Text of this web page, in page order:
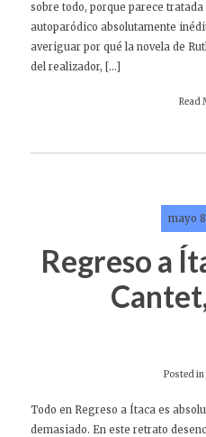
sobre todo, porque parece
autoparódico absolutamente
averiguar por qué la novela de
del realizador, […]
Read
mayo
Regreso a
Posted in
Todo en Regreso a Ítaca es
demasiado. En este retrato